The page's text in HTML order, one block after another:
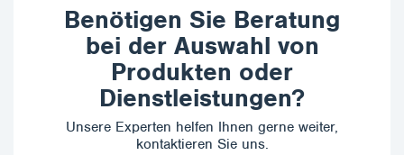
Benötigen Sie Beratung
bei der Auswahl von
Produkten oder
Dienstleistungen?
Unsere Experten helfen Ihnen gerne weiter,
kontaktieren Sie uns.